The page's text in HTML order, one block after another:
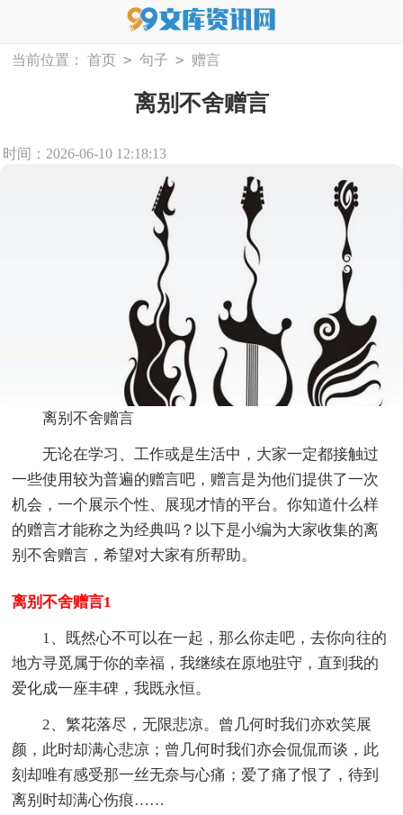
当前位置： 首页 > 句子 > 赠言
离别不舍赠言
时间：2026-06-10 12:18:13
离别不舍赠言
无论在学习、工作或是生活中，大家一定都接触过
一些使用较为普遍的赠言吧，赠言是为他们提供了一次
机会，一个展示个性、展现才情的平台。你知道什么样
的赠言才能称之为经典吗？以下是小编为大家收集的离
别不舍赠言，希望对大家有所帮助。
离别不舍赠言1
1、既然心不可以在一起，那么你走吧，去你向往的
地方寻觅属于你的幸福，我继续在原地驻守，直到我的
爱化成一座丰碑，我既永恒。
2、繁花落尽，无限悲凉。曾几何时我们亦欢笑展
颜，此时却满心悲凉；曾几何时我们亦会侃侃而谈，此
刻却唯有感受那一丝无奈与心痛；爱了痛了恨了，待到
离别时却满心伤痕……